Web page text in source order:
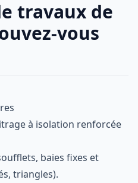
travaux de
vous
à isolation renforcée
baies fixes et
triangles).